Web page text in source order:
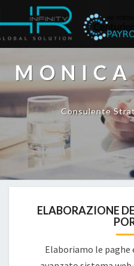
Consulente
ELABORAZIONE
Elaboriamo le